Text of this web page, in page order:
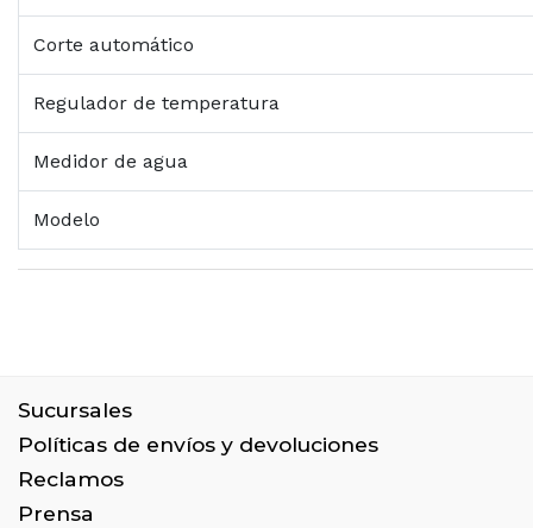
Corte automático
Regulador de temperatura
Medidor de agua
Modelo
Sucursales
Políticas de envíos y devoluciones
Reclamos
Prensa